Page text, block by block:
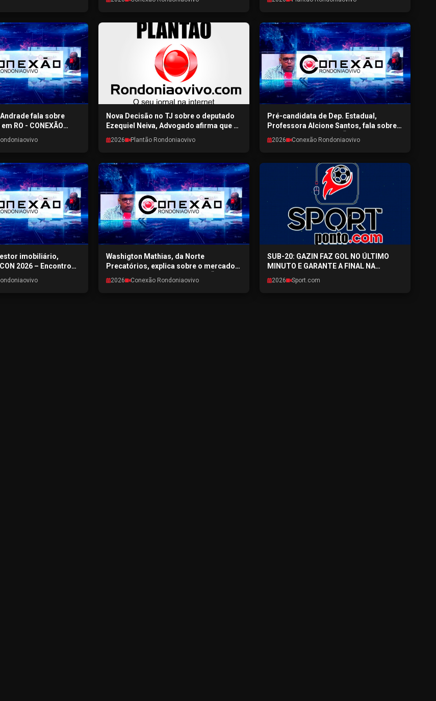
RONDONIAOVIVO - 03/08/2026
fala sobre
RO - CONEXÃO
- 31/07/2026
Nova Decisão no TJ sobre o deputado
Ezequiel Neiva, Advogado afirma que a
decisão não afeta a elegibilidade do
candidato - Plantão Rondoniaovivo -
2026 Plantão Rondoniaovivo
Pré-candidata de Dep. Estadual,
Professora Alcione Santos, fala sobre a
pré-campanha CONEXÃO
RONDONIAOVIVO - 30/07/2026
2026 Conexão Rondoniaovivo
imobiliário,
2026 – Encontro
Velho -
-
Washigton Mathias, da Norte
Precatórios, explica sobre o mercado
de precatórios em RO - CONEXÃO
RONDONIAOVIVO - 28/07/2026
2026 Conexão Rondoniaovivo
SUB-20: GAZIN FAZ GOL NO ÚLTIMO
MINUTO E GARANTE A FINAL NA
CAPITAL - SPORTPONTO.COM -
27/07/2026
2026 Sport.com